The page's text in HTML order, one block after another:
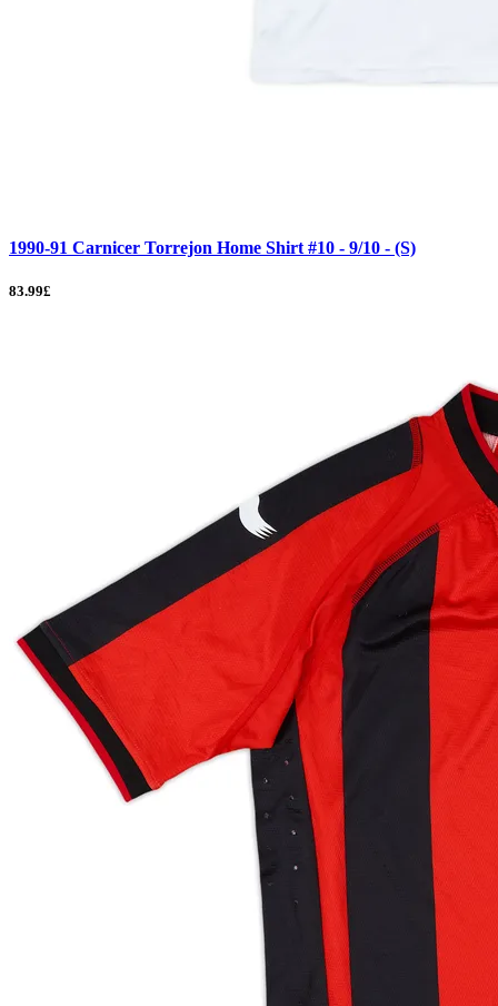
1990-91 Carnicer Torrejon Home Shirt #10 - 9/10 - (S)
83.99£